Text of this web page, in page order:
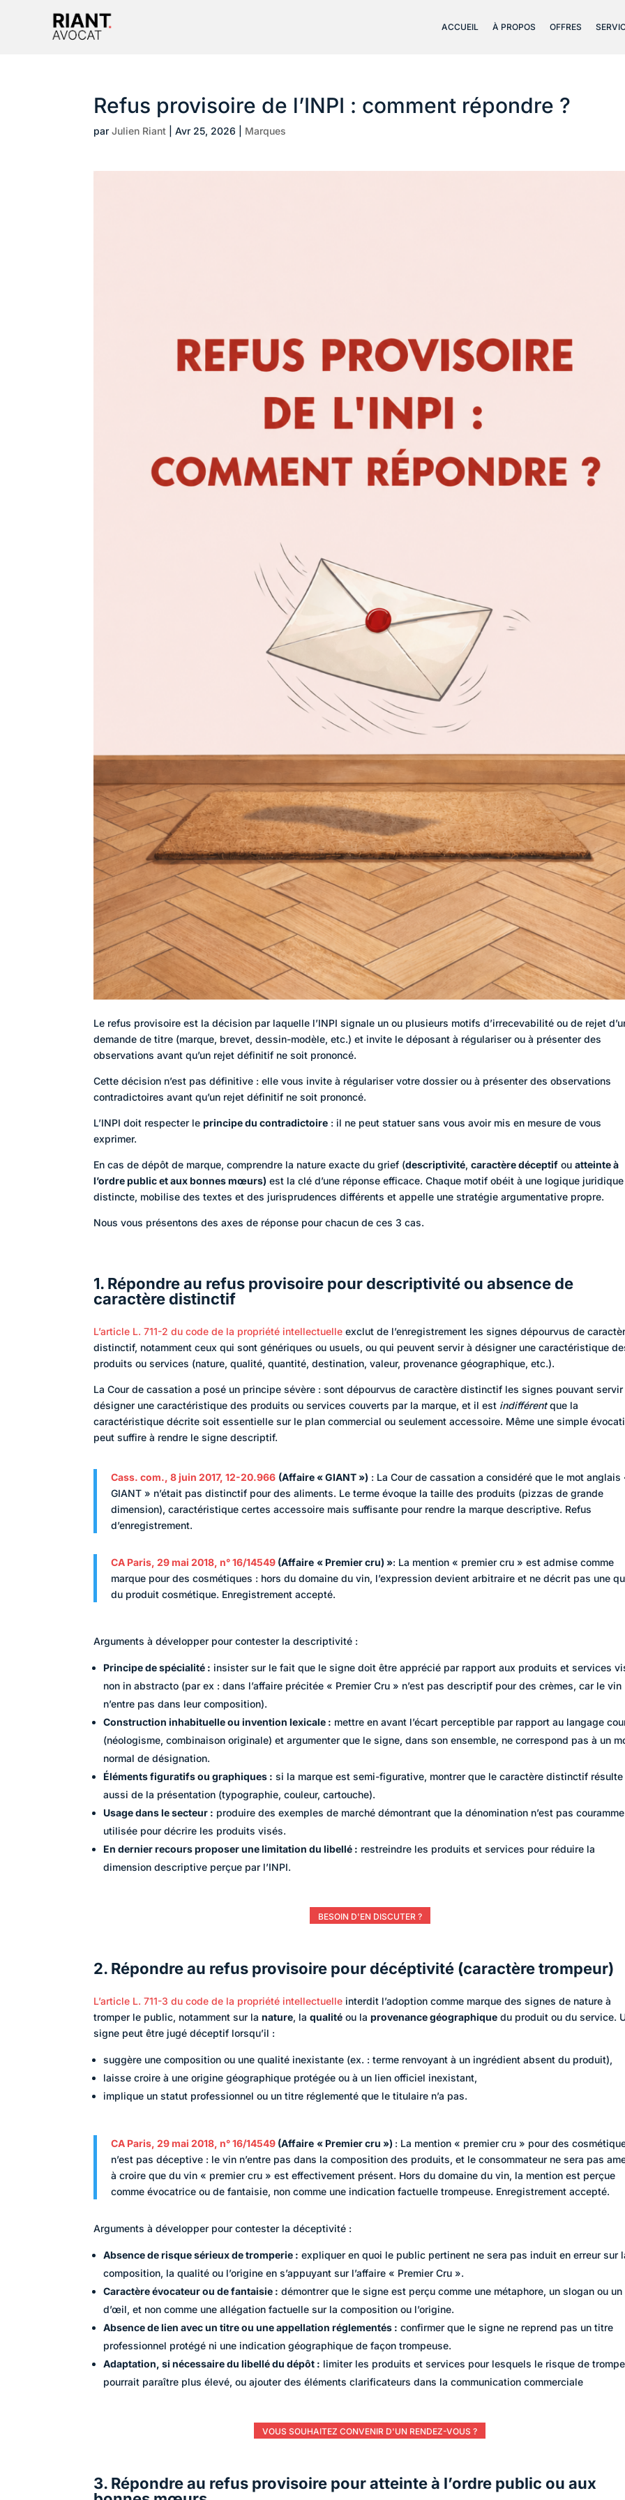
ACCUEIL À PROPOS OFFRES
Refus provisoire de l’INPI : comment répondre ?
parJulien Riant |Avr 25, 2026 Marques
Le refus provisoire est la décision par laquelle l’INPI signale un ou plusieurs motifs d’irrecevabilité ou de rejet
demande de titre (marque, brevet, dessin-modèle, etc.) et invite le déposant à régulariser ou à présenter des
observations avant qu’un rejet définitif ne soit prononcé.
Cette décision n’est pas définitive : elle vous invite à régulariser votre dossier ou à présenter des observations
contradictoires avant qu’un rejet définitif ne soit prononcé.
L’INPI doit respecter leprincipe du contradictoire : il ne peut statuer sans vous avoir mis en mesure de vous
exprimer.
En cas de dépôt de marque, comprendre la nature exacte du grief (descriptivité,caractère déceptif ouatteinte à
l’ordre public et aux bonnes mœurs) est la clé d’une réponse efficace. Chaque motif obéit à une logique juridique
distincte, mobilise des textes et des jurisprudences différents et appelle une stratégie argumentative propre.
Nous vous présentons des axes de réponse pour chacun de ces 3 cas.
1. Répondre au refus provisoire pour descriptivité ou absence de
caractère distinctif
L’article L. 711-2 du code de la propriété intellectuelleexclut de l’enregistrement les signes dépourvus de
distinctif, notamment ceux qui sont génériques ou usuels, ou qui peuvent servir à désigner une caractéristique
produits ou services (nature, qualité, quantité, destination, valeur, provenance géographique, etc.).
La Cour de cassation a posé un principe sévère : sont dépourvus de caractère distinctif les signes pouvant servir
désigner une caractéristique des produits ou services couverts par la marque, et il est indifférentque la
caractéristique décrite soit essentielle sur le plan commercial ou seulement accessoire. Même une simple
peut suffire à rendre le signe descriptif.
Cass. com., 8 juin 2017, 12-20.966 (Affaire « GIANT ») : La Cour de cassation a considéré que le mot anglais
GIANT » n’était pas distinctif pour des aliments. Le terme évoque la taille des produits (pizzas de grande
dimension), caractéristique certes accessoire mais suffisante pour rendre la marque descriptive. Refus
d’enregistrement.
CA Paris, 29 mai 2018, n° 16/14549 (Affaire « Premier cru) »: La mention « premier cru » est admise comme
marque pour des cosmétiques : hors du domaine du vin, l’expression devient arbitraire et ne décrit pas une
du produit cosmétique. Enregistrement accepté.
Arguments à développer pour contester la descriptivité :
Principe de spécialité : insister sur le fait que le signe doit être apprécié par rapport aux produits et services
non in abstracto (par ex : dans l’affaire précitée « Premier Cru » n’est pas descriptif pour des crèmes, car le vin
n’entre pas dans leur composition).
Construction inhabituelle ou invention lexicale : mettre en avant l’écart perceptible par rapport au langage
(néologisme, combinaison originale) et argumenter que le signe, dans son ensemble, ne correspond pas à un
normal de désignation.
Éléments figuratifs ou graphiques : si la marque est semi-figurative, montrer que le caractère distinctif résulte
aussi de la présentation (typographie, couleur, cartouche).
Usage dans le secteur : produire des exemples de marché démontrant que la dénomination n’est pas
utilisée pour décrire les produits visés.
En dernier recours proposer une limitation du libellé : restreindre les produits et services pour réduire la
dimension descriptive perçue par l’INPI.
BESOIN D'EN DISCUTER ?
2. Répondre au refus provisoire pour décéptivité (caractère trompeur)
L’article L. 711-3 du code de la propriété intellectuelleinterdit l’adoption comme marque des signes de nature à
tromper le public, notamment sur lanature, laqualité ou laprovenance géographique du produit ou du service.
signe peut être jugé déceptif lorsqu’il :
suggère une composition ou une qualité inexistante (ex. : terme renvoyant à un ingrédient absent du produit),
laisse croire à une origine géographique protégée ou à un lien officiel inexistant,
implique un statut professionnel ou un titre réglementé que le titulaire n’a pas.
CA Paris, 29 mai 2018, n° 16/14549 (Affaire « Premier cru ») : La mention « premier cru » pour des
n’est pas déceptive : le vin n’entre pas dans la composition des produits, et le consommateur ne sera pas
à croire que du vin « premier cru » est effectivement présent. Hors du domaine du vin, la mention est perçue
comme évocatrice ou de fantaisie, non comme une indication factuelle trompeuse. Enregistrement accepté.
Arguments à développer pour contester la déceptivité :
Absence de risque sérieux de tromperie : expliquer en quoi le public pertinent ne sera pas induit en erreur sur
composition, la qualité ou l’origine en s’appuyant sur l’affaire « Premier Cru ».
Caractère évocateur ou de fantaisie : démontrer que le signe est perçu comme une métaphore, un slogan ou
d’œil, et non comme une allégation factuelle sur la composition ou l’origine.
Absence de lien avec un titre ou une appellation réglementés : confirmer que le signe ne reprend pas un titre
professionnel protégé ni une indication géographique de façon trompeuse.
Adaptation, si nécessaire du libellé du dépôt : limiter les produits et services pour lesquels le risque de
pourrait paraître plus élevé, ou ajouter des éléments clarificateurs dans la communication commerciale
VOUS SOUHAITEZ CONVENIR D'UN RENDEZ-VOUS ?
3. Répondre au refus provisoire pour atteinte à l’ordre public ou aux